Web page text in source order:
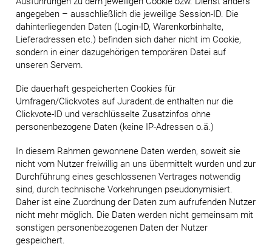
angegeben – ausschließlich die jeweilige Session-ID. Die
dahinterliegenden Daten (Login-ID, Warenkorbinhalte,
Lieferadressen etc.) befinden sich daher nicht im Cookie,
sondern in einer dazugehörigen temporären Datei auf
unseren Servern.
Die dauerhaft gespeicherten Cookies für
Umfragen/Clickvotes auf Juradent.de enthalten nur die
Clickvote-ID und verschlüsselte Zusatzinfos ohne
personenbezogene Daten (keine IP-Adressen o.ä.)
In diesem Rahmen gewonnene Daten werden, soweit sie
nicht vom Nutzer freiwillig an uns übermittelt wurden und zur
Durchführung eines geschlossenen Vertrages notwendig
sind, durch technische Vorkehrungen pseudonymisiert.
Daher ist eine Zuordnung der Daten zum aufrufenden Nutzer
nicht mehr möglich. Die Daten werden nicht gemeinsam mit
sonstigen personenbezogenen Daten der Nutzer
gespeichert.